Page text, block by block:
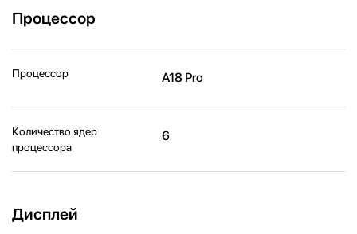
Процессор
Процессор A18 Pro
Количество ядер
процессора
6
Дисплей